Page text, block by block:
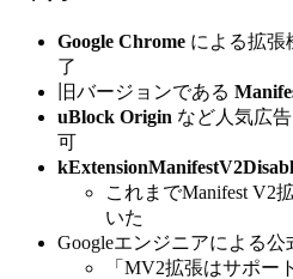
Google Chrome による拡張
了
旧バージョンである
uBlock Origin など人気広
可
これまでManifest V2
いた
Googleエンジニアによる公
「MV2拡張はサポー